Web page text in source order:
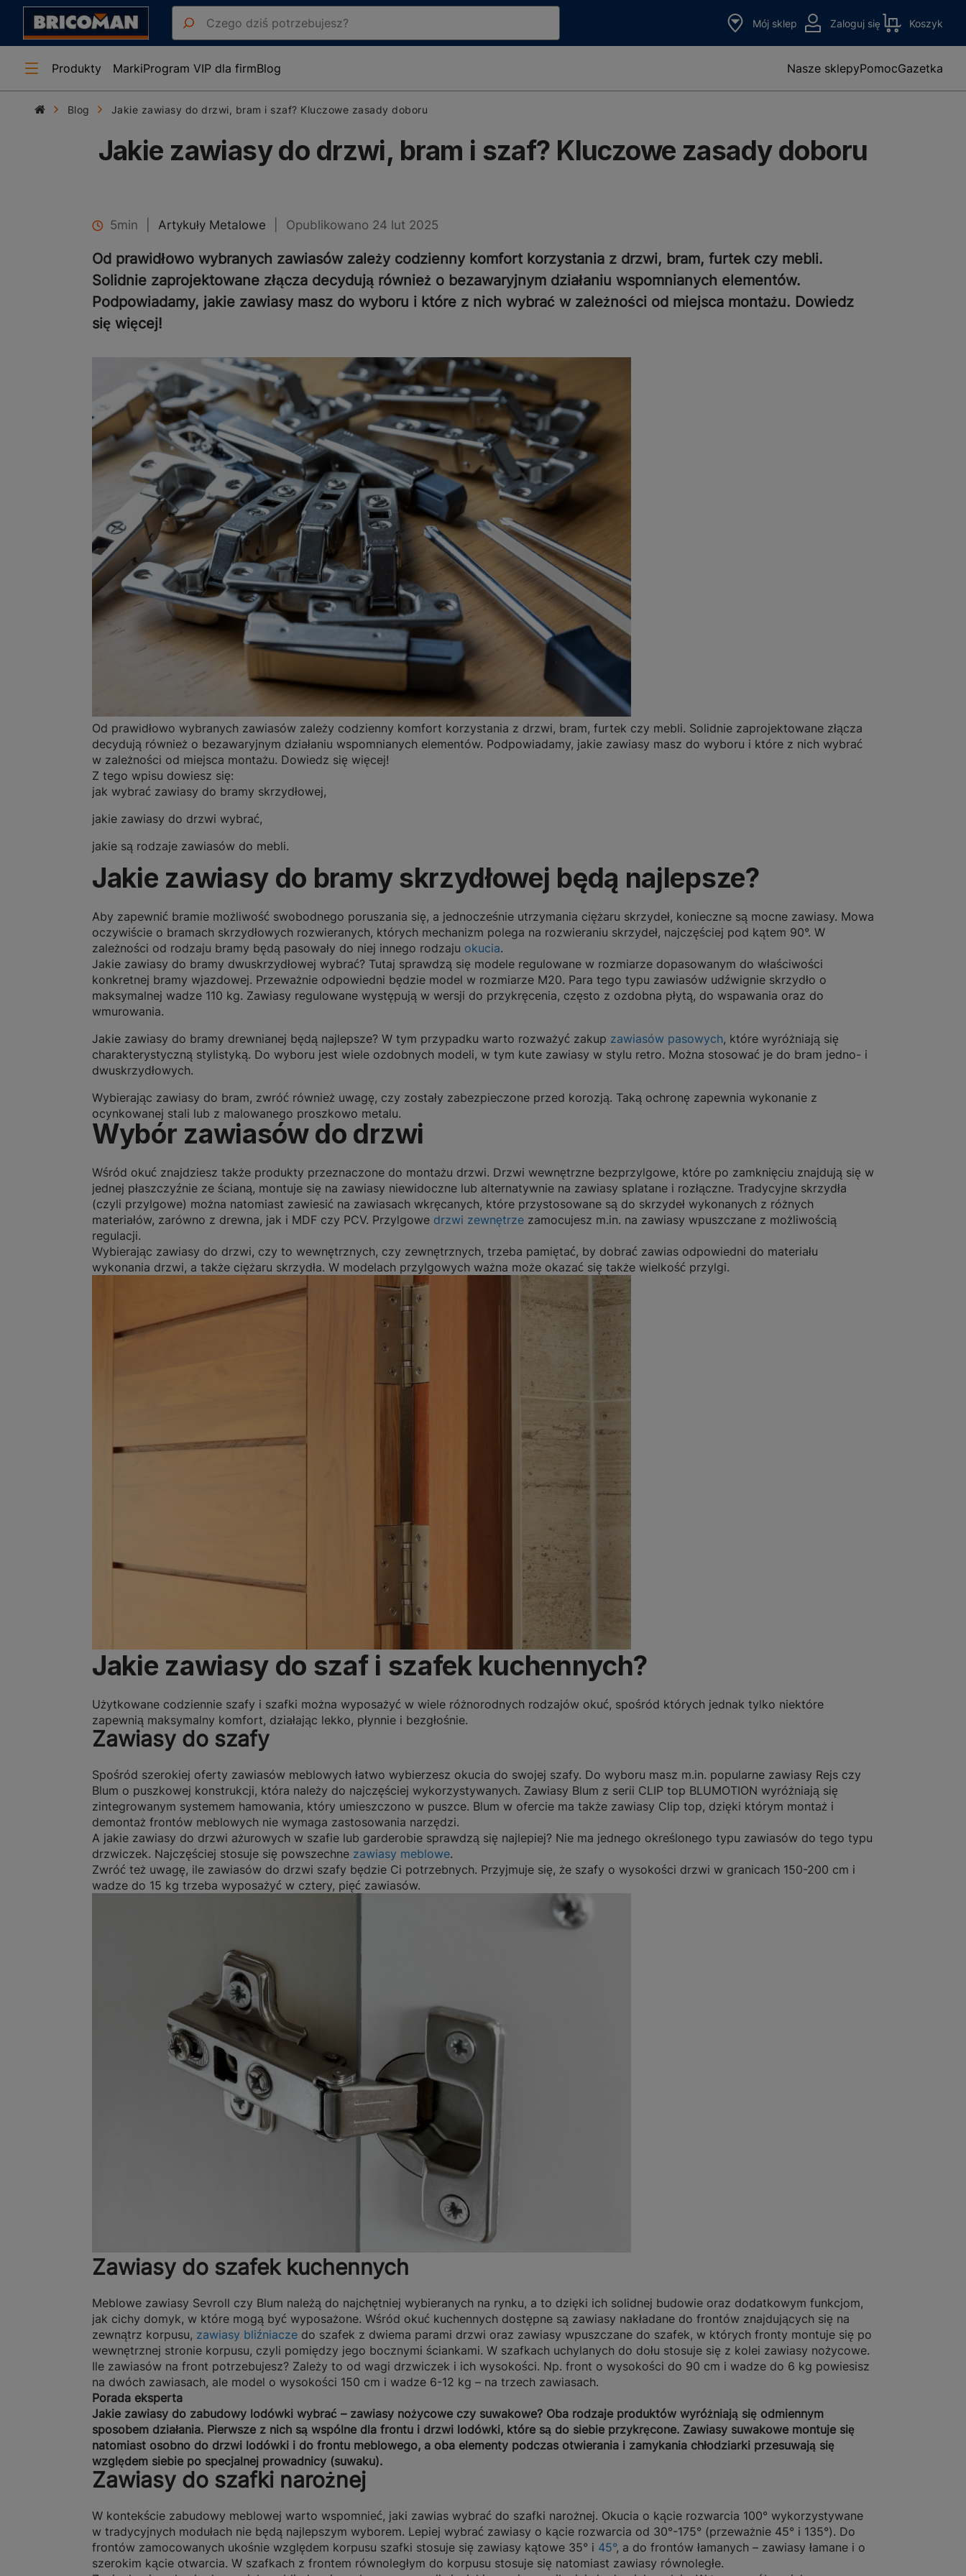
Mój sklep Zaloguj się Koszyk
Produkty MarkiProgram VIP dla firmBlog Nasze sklepyPomocGazetka
Blog Jakie zawiasy do drzwi, bram i szaf? Kluczowe zasady doboru
Jakie zawiasy do drzwi, bram i szaf? Kluczowe zasady doboru
5min Artykuły Metalowe Opublikowano 24 lut 2025
Od prawidłowo wybranych zawiasów zależy codzienny komfort korzystania z drzwi, bram, furtek czy mebli.
Solidnie zaprojektowane złącza decydują również o bezawaryjnym działaniu wspomnianych elementów.
Podpowiadamy, jakie zawiasy masz do wyboru i które z nich wybrać w zależności od miejsca montażu. Dowiedz
się więcej!
Od prawidłowo wybranych zawiasów zależy codzienny komfort korzystania z drzwi, bram, furtek czy mebli. Solidnie zaprojektowane złącza
decydują również o bezawaryjnym działaniu wspomnianych elementów. Podpowiadamy, jakie zawiasy masz do wyboru i które z nich wybrać
w zależności od miejsca montażu. Dowiedz się więcej!
Z tego wpisu dowiesz się:
jak wybrać zawiasy do bramy skrzydłowej,
jakie zawiasy do drzwi wybrać,
jakie są rodzaje zawiasów do mebli.
Jakie zawiasy do bramy skrzydłowej będą najlepsze?
Aby zapewnić bramie możliwość swobodnego poruszania się, a jednocześnie utrzymania ciężaru skrzydeł, konieczne są mocne zawiasy. Mowa
oczywiście o bramach skrzydłowych rozwieranych, których mechanizm polega na rozwieraniu skrzydeł, najczęściej pod kątem 90°. W
zależności od rodzaju bramy będą pasowały do niej innego rodzaju okucia.
Jakie zawiasy do bramy dwuskrzydłowej wybrać? Tutaj sprawdzą się modele regulowane w rozmiarze dopasowanym do właściwości
konkretnej bramy wjazdowej. Przeważnie odpowiedni będzie model w rozmiarze M20. Para tego typu zawiasów udźwignie skrzydło o
maksymalnej wadze 110 kg. Zawiasy regulowane występują w wersji do przykręcenia, często z ozdobna płytą, do wspawania oraz do
wmurowania.
Jakie zawiasy do bramy drewnianej będą najlepsze? W tym przypadku warto rozważyć zakup zawiasów pasowych, które wyróżniają się
charakterystyczną stylistyką. Do wyboru jest wiele ozdobnych modeli, w tym kute zawiasy w stylu retro. Można stosować je do bram jedno- i
dwuskrzydłowych.
Wybierając zawiasy do bram, zwróć również uwagę, czy zostały zabezpieczone przed korozją. Taką ochronę zapewnia wykonanie z
ocynkowanej stali lub z malowanego proszkowo metalu.
Wybór zawiasów do drzwi
Wśród okuć znajdziesz także produkty przeznaczone do montażu drzwi. Drzwi wewnętrzne bezprzylgowe, które po zamknięciu znajdują się w
jednej płaszczyźnie ze ścianą, montuje się na zawiasy niewidoczne lub alternatywnie na zawiasy splatane i rozłączne. Tradycyjne skrzydła
(czyli przylgowe) można natomiast zawiesić na zawiasach wkręcanych, które przystosowane są do skrzydeł wykonanych z różnych
materiałów, zarówno z drewna, jak i MDF czy PCV. Przylgowe drzwi zewnętrze zamocujesz m.in. na zawiasy wpuszczane z możliwością
regulacji.
Wybierając zawiasy do drzwi, czy to wewnętrznych, czy zewnętrznych, trzeba pamiętać, by dobrać zawias odpowiedni do materiału
wykonania drzwi, a także ciężaru skrzydła. W modelach przylgowych ważna może okazać się także wielkość przylgi.
Jakie zawiasy do szaf i szafek kuchennych?
Użytkowane codziennie szafy i szafki można wyposażyć w wiele różnorodnych rodzajów okuć, spośród których jednak tylko niektóre
zapewnią maksymalny komfort, działając lekko, płynnie i bezgłośnie.
Zawiasy do szafy
Spośród szerokiej oferty zawiasów meblowych łatwo wybierzesz okucia do swojej szafy. Do wyboru masz m.in. popularne zawiasy Rejs czy
Blum o puszkowej konstrukcji, która należy do najczęściej wykorzystywanych. Zawiasy Blum z serii CLIP top BLUMOTION wyróżniają się
zintegrowanym systemem hamowania, który umieszczono w puszce. Blum w ofercie ma także zawiasy Clip top, dzięki którym montaż i
demontaż frontów meblowych nie wymaga zastosowania narzędzi.
A jakie zawiasy do drzwi ażurowych w szafie lub garderobie sprawdzą się najlepiej? Nie ma jednego określonego typu zawiasów do tego typu
drzwiczek. Najczęściej stosuje się powszechne zawiasy meblowe.
Zwróć też uwagę, ile zawiasów do drzwi szafy będzie Ci potrzebnych. Przyjmuje się, że szafy o wysokości drzwi w granicach 150-200 cm i
wadze do 15 kg trzeba wyposażyć w cztery, pięć zawiasów.
Zawiasy do szafek kuchennych
Meblowe zawiasy Sevroll czy Blum należą do najchętniej wybieranych na rynku, a to dzięki ich solidnej budowie oraz dodatkowym funkcjom,
jak cichy domyk, w które mogą być wyposażone. Wśród okuć kuchennych dostępne są zawiasy nakładane do frontów znajdujących się na
zewnątrz korpusu, zawiasy bliźniacze do szafek z dwiema parami drzwi oraz zawiasy wpuszczane do szafek, w których fronty montuje się po
wewnętrznej stronie korpusu, czyli pomiędzy jego bocznymi ściankami. W szafkach uchylanych do dołu stosuje się z kolei zawiasy nożycowe.
Ile zawiasów na front potrzebujesz? Zależy to od wagi drzwiczek i ich wysokości. Np. front o wysokości do 90 cm i wadze do 6 kg powiesisz
na dwóch zawiasach, ale model o wysokości 150 cm i wadze 6-12 kg – na trzech zawiasach.
Porada eksperta
Jakie zawiasy do zabudowy lodówki wybrać – zawiasy nożycowe czy suwakowe? Oba rodzaje produktów wyróżniają się odmiennym
sposobem działania. Pierwsze z nich są wspólne dla frontu i drzwi lodówki, które są do siebie przykręcone. Zawiasy suwakowe montuje się
natomiast osobno do drzwi lodówki i do frontu meblowego, a oba elementy podczas otwierania i zamykania chłodziarki przesuwają się
względem siebie po specjalnej prowadnicy (suwaku).
Zawiasy do szafki narożnej
W kontekście zabudowy meblowej warto wspomnieć, jaki zawias wybrać do szafki narożnej. Okucia o kącie rozwarcia 100° wykorzystywane
w tradycyjnych modułach nie będą najlepszym wyborem. Lepiej wybrać zawiasy o kącie rozwarcia od 30°-175° (przeważnie 45° i 135°). Do
frontów zamocowanych ukośnie względem korpusu szafki stosuje się zawiasy kątowe 35° i 45°, a do frontów łamanych – zawiasy łamane i o
szerokim kącie otwarcia. W szafkach z frontem równoległym do korpusu stosuje się natomiast zawiasy równoległe.